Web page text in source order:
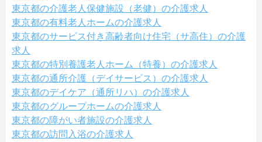
東京都の介護老人保健施設（老健）の介護求人
東京都の有料老人ホームの介護求人
東京都のサービス付き高齢者向け住宅（サ高住）の介護
求人
東京都の特別養護老人ホーム（特養）の介護求人
東京都の通所介護（デイサービス）の介護求人
東京都のデイケア（通所リハ）の介護求人
東京都のグループホームの介護求人
東京都の障がい者施設の介護求人
東京都の訪問入浴の介護求人